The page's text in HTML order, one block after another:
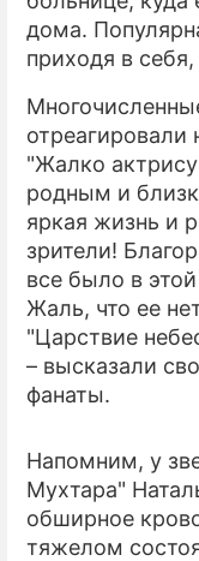
дома.
приходя в
отреагировали
"Жалко
родным и
яркая жизнь и
зрители!
все было в
Жаль, что ее
"Царствие
– высказали
фанаты.
Напомним, у
Мухтара"
обширное
тяжелом